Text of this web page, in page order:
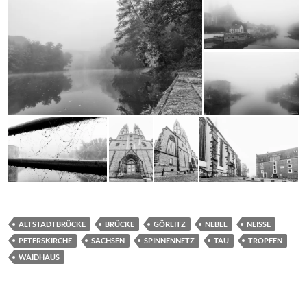
ALTSTADTBRÜCKE BRÜCKE GÖRLITZ NEBEL
NEISSE
PETERSKIRCHE
SACHSEN SPINNENNETZ TAU
TROPFEN
WAIDHAUS